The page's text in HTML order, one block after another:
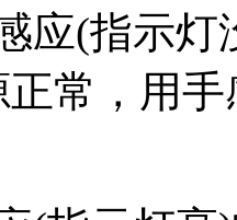
(指示灯
常，用